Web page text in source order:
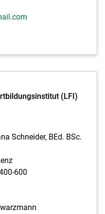
(LFI)
Schneider, BEd. BSc.
600